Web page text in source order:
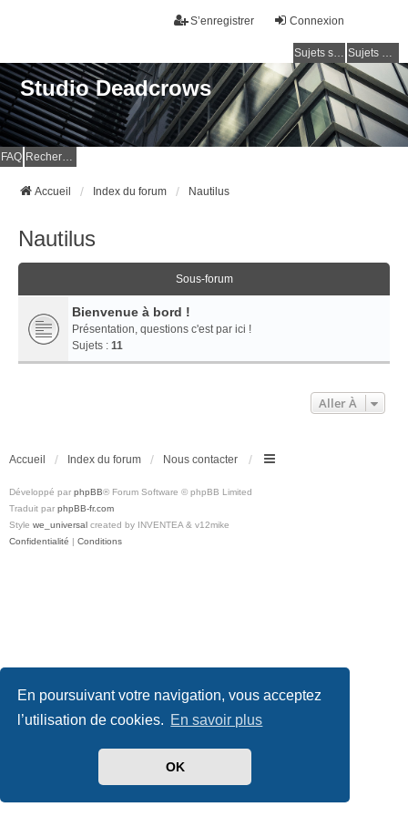
En poursuivant votre navigation, vous acceptez
l’utilisation de cookies. En savoir plus
OK
Connexion
S’enregistrer
Sujets sans réponse Sujets actifs
Studio Deadcrows
FAQ Rechercher
Accueil Index du forum Nautilus
Nautilus
Sous-forum
Bienvenue à bord !
Présentation, questions c'est par ici !
Sujets : 11
Aller À
Accueil Index du forum Nous contacter
Développé par phpBB® Forum Software © phpBB Limited
Traduit par phpBB-fr.com
Style we_universal created by INVENTEA & v12mike
Confidentialité | Conditions